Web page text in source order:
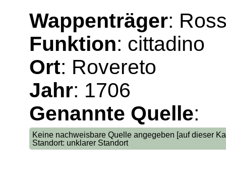
Wappenträger:
Funktion: cittadino
Ort: Rovereto
Jahr: 1706
Genannte Quelle:
Keine nachweisbare Quelle angegeben [auf dieser
Standort: unklarer Standort